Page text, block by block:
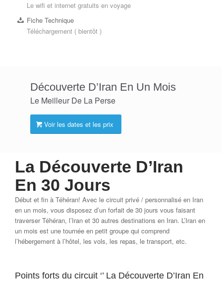
Le wifi et internet gratuits en voyage
Fiche Technique
Téléchargement ( bientôt )
Découverte D’Iran En Un Mois
Le Meilleur De La Perse
Voir les dates et les prix
La Découverte D’Iran
En 30 Jours
Début et fin à Téhéran! Avec le circuit privé / personnalisé en Iran
en un mois, vous disposez d’un forfait de 30 jours vous faisant
traverser Téhéran, l’Iran et 30 autres destinations en Iran. L’Iran en
un mois est une tournée en petit groupe qui comprend
l’hébergement à l’hôtel, les vols, les repas, le transport, etc.
Points forts du circuit ‘’ La Découverte D’Iran En